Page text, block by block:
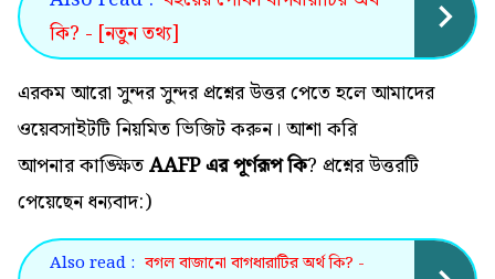
কি? - [নতুন তথ্য]
এরকম আরো সুন্দর সুন্দর প্রশ্নের উত্তর পেতে হলে আমাদের
ওয়েবসাইটটি নিয়মিত ভিজিট করুন। আশা করি
আপনার কাঙ্ক্ষিতAAFP এর পূর্ণরূপ কি? প্রশ্নের উত্তরটি
পেয়েছেন ধন্যবাদ:)
Also read : বগল বাজানো বাগধারাটির অর্থ কি? -